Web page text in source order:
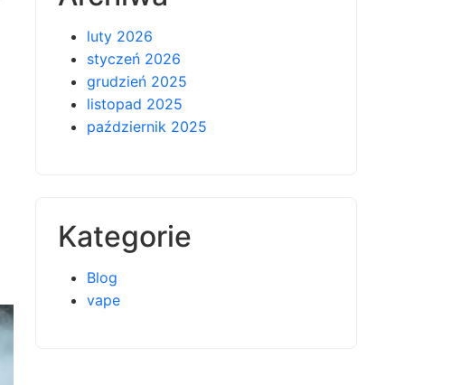
luty 2026
styczeń 2026
grudzień 2025
listopad 2025
październik 2025
Kategorie
Blog
vape